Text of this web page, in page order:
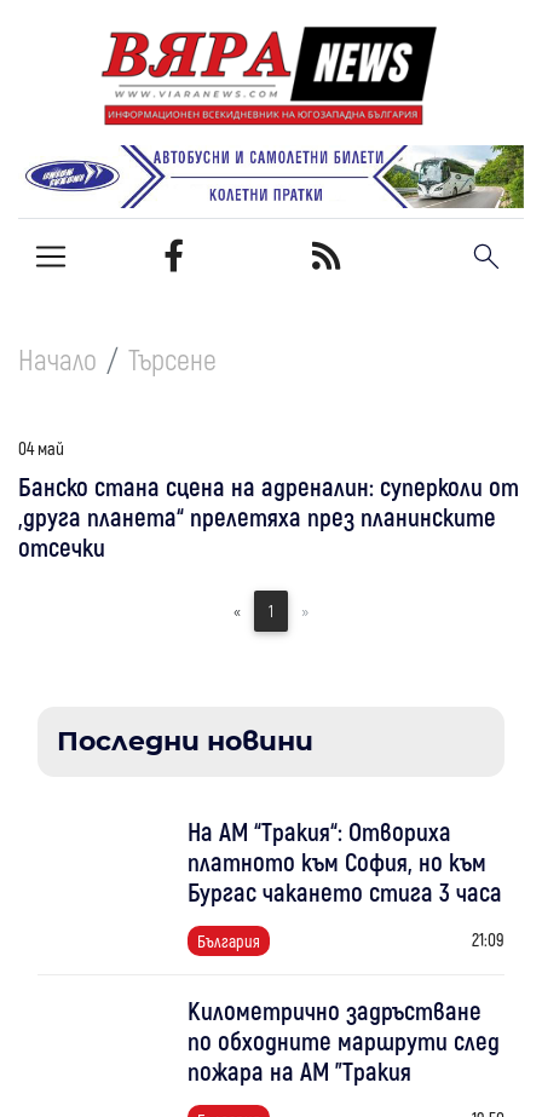
Начало Търсене
04 май
Банско стана сцена на адреналин: суперколи от
„друга планета“ прелетяха през планинските
отсечки
« 1 »
Последни новини
На АМ “Тракия“: Отвориха
платното към София, но към
Бургас чакането стига 3 часа
България 21:09
Километрично задръстване
по обходните маршрути след
пожара на АМ "Тракия